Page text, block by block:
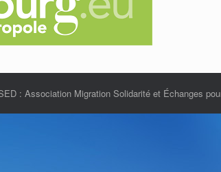
: Association Migration Solidarité et Échanges